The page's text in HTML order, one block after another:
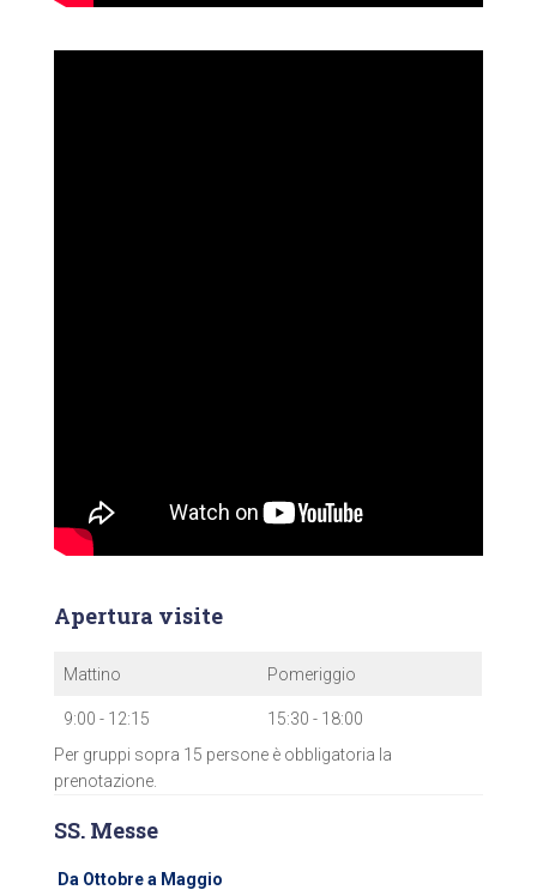
Apertura visite
Mattino Pomeriggio
9:00 - 12:15
15:30 - 18:00
Per gruppi sopra 15 persone è obbligatoria la
prenotazione.
SS. Messe
Da Ottobre a Maggio